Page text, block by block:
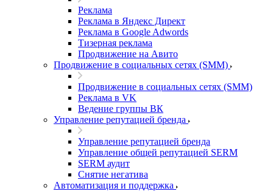
Реклама
Реклама в Яндекс Директ
Реклама в Google Adwords
Тизерная реклама
Продвижение на Авито
Продвижение в социальных сетях (SMM)
Продвижение в социальных сетях (SMM)
Реклама в VK
Ведение группы ВК
Управление репутацией бренда
Управление репутацией бренда
Управление общей репутацией SERM
SERM аудит
Снятие негатива
Автоматизация и поддержка